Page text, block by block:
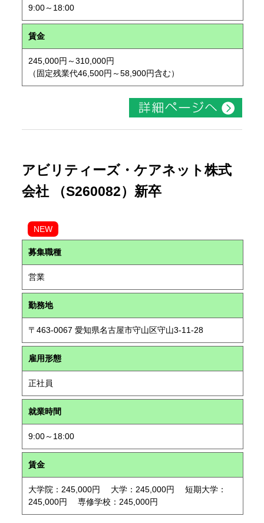
9:00～18:00
賃金
245,000円～310,000円
（固定残業代46,500円～58,900円含む）
アビリティーズ・ケアネット株式
会社 （S260082）新卒
NEW
募集職種
営業
勤務地
〒463-0067 愛知県名古屋市守山区守山3-11-28
雇用形態
正社員
就業時間
9:00～18:00
賃金
大学院：245,000円 大学：245,000円 短期大学：
245,000円 専修学校：245,000円